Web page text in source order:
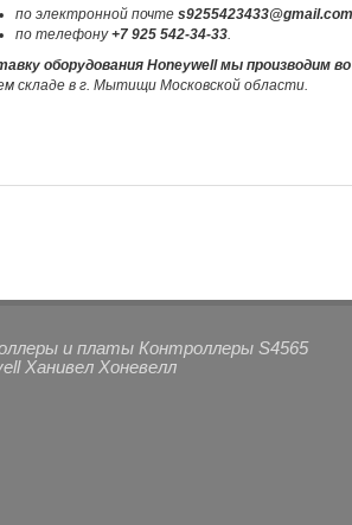
по электронной почте s9255423433@gmail.com
по телефону+7 925 542-34-33.
оборудования Honeywell мы производим
складе в г. Мытищи Московской области.
и платы Контроллеры S4565
Ханивел Хоневелл